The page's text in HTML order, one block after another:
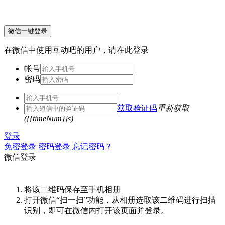
微信一键登录
在微信中使用互动吧的用户，请在此登录
帐号
密码
获取验证码重新获取
({{timeNum}}s)
登录
免密登录 密码登录 忘记密码？
微信登录
将该二维码保存至手机相册
打开微信“扫一扫”功能，从相册选取该二维码进行扫描
识别，即可在微信内打开该页面并登录。